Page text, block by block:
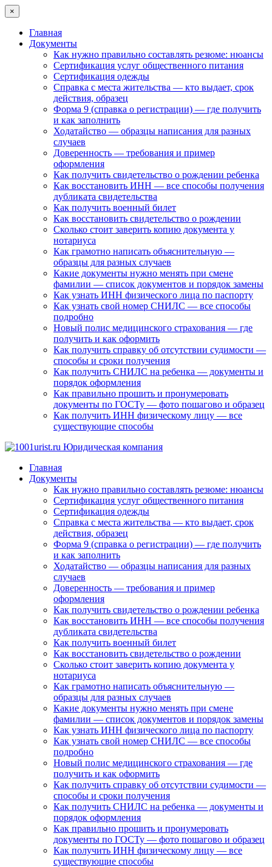
×
Главная
Документы
Как нужно правильно составлять резюме: нюансы
Сертификация услуг общественного питания
Сертификация одежды
Справка с места жительства — кто выдает, срок
действия, образец
Форма 9 (справка о регистрации) — где получить
и как заполнить
Ходатайство — образцы написания для разных
случаев
Доверенность — требования и пример
оформления
Как получить свидетельство о рождении ребенка
Как восстановить ИНН — все способы получения
дубликата свидетельства
Как получить военный билет
Как восстановить свидетельство о рождении
Сколько стоит заверить копию документа у
нотариуса
Как грамотно написать объяснительную —
образцы для разных случаев
Какие документы нужно менять при смене
фамилии — список документов и порядок замены
Как узнать ИНН физического лица по паспорту
Как узнать свой номер СНИЛС — все способы
подробно
Новый полис медицинского страхования — где
получить и как оформить
Как получить справку об отсутствии судимости —
способы и сроки получения
Как получить СНИЛС на ребенка — документы и
порядок оформления
Как правильно прошить и пронумеровать
документы по ГОСТу — фото пошагово и образец
Как получить ИНН физическому лицу — все
существующие способы
Главная
Документы
Как нужно правильно составлять резюме: нюансы
Сертификация услуг общественного питания
Сертификация одежды
Справка с места жительства — кто выдает, срок
действия, образец
Форма 9 (справка о регистрации) — где получить
и как заполнить
Ходатайство — образцы написания для разных
случаев
Доверенность — требования и пример
оформления
Как получить свидетельство о рождении ребенка
Как восстановить ИНН — все способы получения
дубликата свидетельства
Как получить военный билет
Как восстановить свидетельство о рождении
Сколько стоит заверить копию документа у
нотариуса
Как грамотно написать объяснительную —
образцы для разных случаев
Какие документы нужно менять при смене
фамилии — список документов и порядок замены
Как узнать ИНН физического лица по паспорту
Как узнать свой номер СНИЛС — все способы
подробно
Новый полис медицинского страхования — где
получить и как оформить
Как получить справку об отсутствии судимости —
способы и сроки получения
Как получить СНИЛС на ребенка — документы и
порядок оформления
Как правильно прошить и пронумеровать
документы по ГОСТу — фото пошагово и образец
Как получить ИНН физическому лицу — все
существующие способы